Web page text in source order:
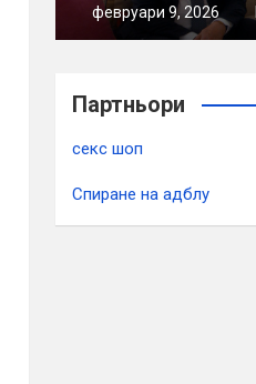
февруари 9, 2026
Партньори
секс шоп
Спиране на адблу